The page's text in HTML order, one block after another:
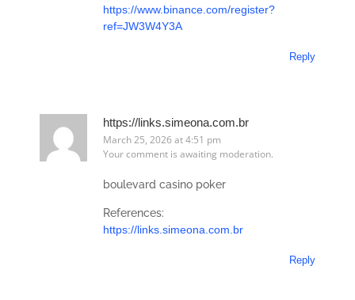
https://www.binance.com/register?
ref=JW3W4Y3A
Reply
https://links.simeona.com.br
March 25, 2026 at 4:51 pm
Your comment is awaiting moderation.
boulevard casino poker
References:
https://links.simeona.com.br
Reply